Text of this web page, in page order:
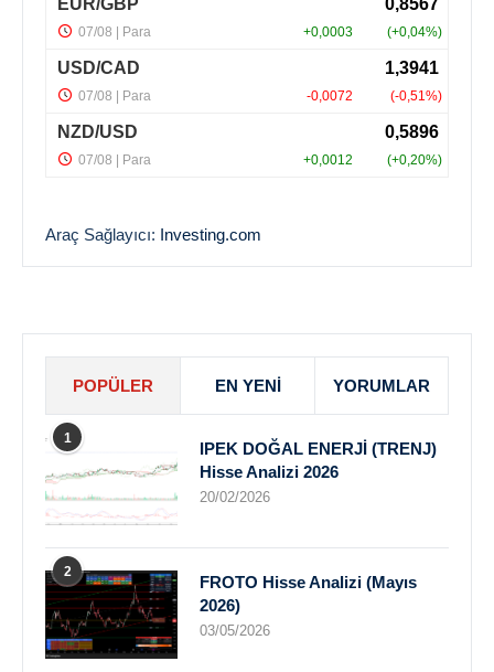
Araç Sağlayıcı: Investing.com
POPÜLER EN YENI YORUMLAR
1
IPEK DOĞAL ENERJİ (TRENJ)
Hisse Analizi 2026
20/02/2026
2
FROTO Hisse Analizi (Mayıs
2026)
03/05/2026